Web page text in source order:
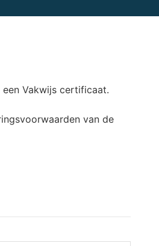
Vakwijs certificaat.
van de